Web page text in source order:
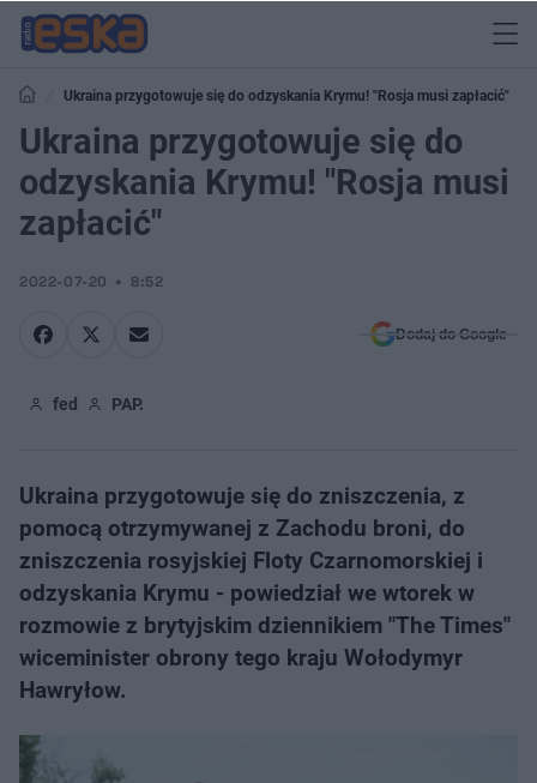
Ukraina przygotowuje się do odzyskania Krymu! "Rosja musi zapłacić"
Ukraina przygotowuje się do
odzyskania Krymu! "Rosja musi
zapłacić"
2022-07-20 8:52
Dodaj do Google
fed PAP.
Ukraina przygotowuje się do zniszczenia, z
pomocą otrzymywanej z Zachodu broni, do
zniszczenia rosyjskiej Floty Czarnomorskiej i
odzyskania Krymu - powiedział we wtorek w
rozmowie z brytyjskim dziennikiem "The Times"
wiceminister obrony tego kraju Wołodymyr
Hawryłow.